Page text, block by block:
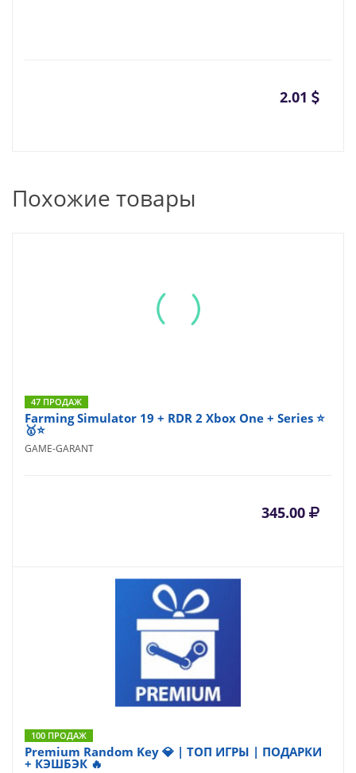
2.01
Похожие товары
47 ПРОДАЖ
Farming Simulator 19 + RDR 2 Xbox One + Series ⭐
🥇⭐
GAME-GARANT
345.00
100 ПРОДАЖ
Premium Random Key 💎 | ТОП ИГРЫ | ПОДАРКИ
+ КЭШБЭК 🔥